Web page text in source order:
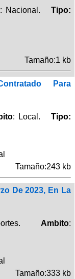
: Nacional. Tipo:
Tamaño:1 kb
Para
: Local.Tipo:
Tamaño:243 kb
De 2023, En La
Ambito:
Tamaño:333 kb